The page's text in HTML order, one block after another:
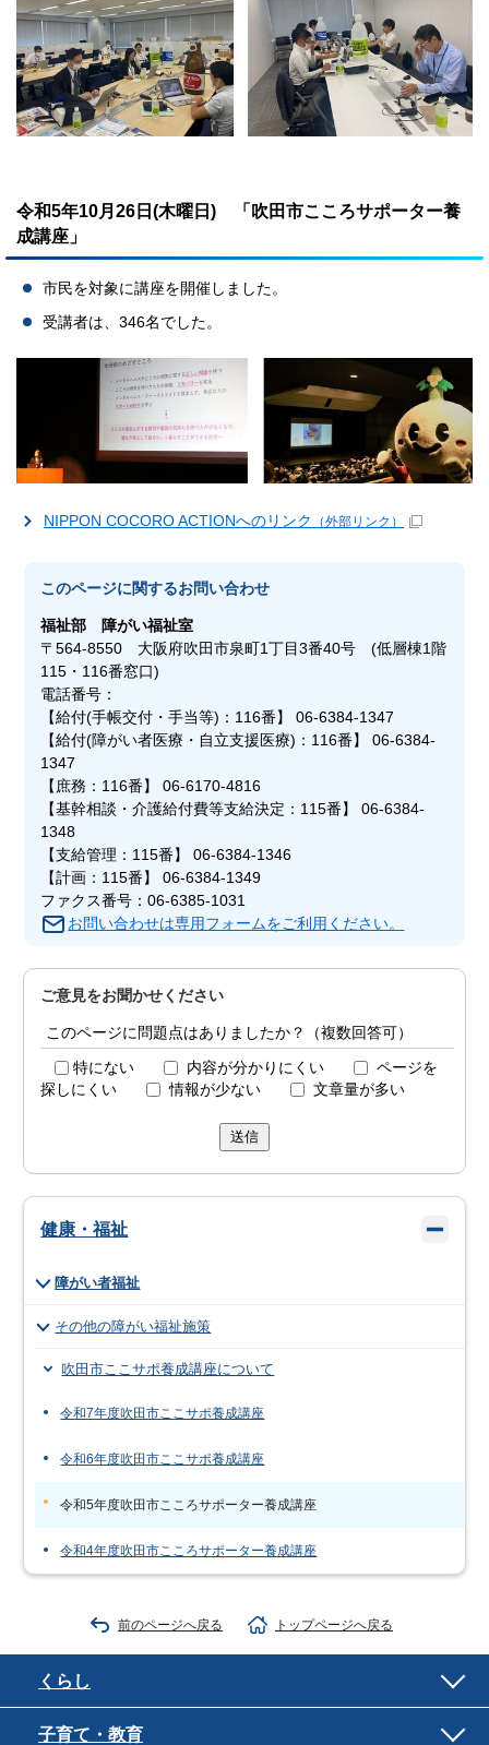
令和5年10月26日(木曜日) 「吹田市こころサポーター養
成講座」
市民を対象に講座を開催しました。
受講者は、346名でした。
NIPPON COCORO ACTIONへのリンク （外部リンク）
このページに関するお問い合わせ
福祉部
障がい福祉室
〒564-8550 大阪府吹田市泉町1丁目3番40号 (低層棟1階
115・116番窓口)
電話番号：
【給付(手帳交付・手当等)：116番】 06-6384-1347
【給付(障がい者医療・自立支援医療)：116番】 06-6384-
1347
【庶務：116番】 06-6170-4816
【基幹相談・介護給付費等支給決定：115番】 06-6384-
1348
【支給管理：115番】 06-6384-1346
【計画：115番】 06-6384-1349
ファクス番号：06-6385-1031
お問い合わせは専用フォームをご利用ください。
ご意見をお聞かせください
このページに問題点はありましたか？（複数回答可）
特にない 内容が分かりにくい
ページを
探しにくい
情報が少ない 文章量が多い
送信
健康・福祉
障がい者福祉
その他の障がい福祉施策
吹田市ここサポ養成講座について
令和7年度吹田市ここサポ養成講座
令和6年度吹田市ここサポ養成講座
令和5年度吹田市こころサポーター養成講座
令和4年度吹田市こころサポーター養成講座
前のページへ戻る トップページへ戻る
くらし
子育て・教育